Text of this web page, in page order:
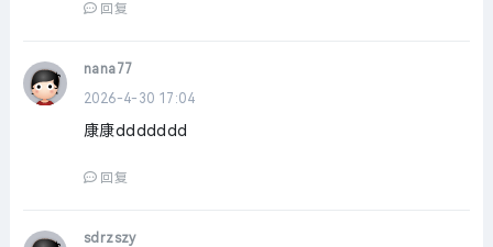
回复
nana77
2026-4-30 17:04
康康ddddddd
回复
sdrzszy